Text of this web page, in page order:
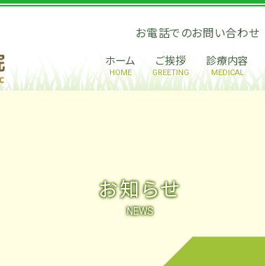
お電話でのお問い合わせ
ホーム
HOME
ご挨拶
GREETING
診療内容
MEDICAL
お知らせ
NEWS